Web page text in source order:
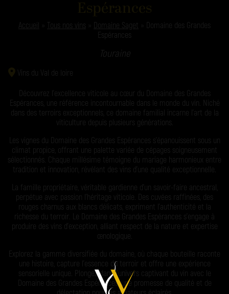
Accueil Tous nos vins Domaine Saget
Domaine des Grandes
Espérances
Touraine
Vins du Val de loire
Découvrez l’excellence viticole au cœur du Domaine des Grandes
Espérances, une référence incontournable dans le monde du vin. Niché
dans des terroirs exceptionnels, ce domaine familial incarne l’art de la
viticulture depuis plusieurs générations.
Les vignes du Domaine des Grandes Espérances s’épanouissent sous un
climat propice, offrant une palette variée de cépages soigneusement
sélectionnés. Chaque millésime témoigne du mariage harmonieux entre
tradition et innovation, révélant des vins d’une qualité exceptionnelle.
La famille propriétaire, véritable gardienne d’un savoir-faire ancestral,
perpétue avec passion l’héritage viticole. Des cuvées raffinées, des
rouges charnus aux blancs délicats, expriment l’authenticité et la
richesse du terroir. Le Domaine des Grandes Espérances s’engage à
produire des vins d’exception, alliant respect de la nature et expertise
œnologique.
Explorez la gamme diversifiée du domaine, où chaque bouteille raconte
une histoire, capture l’essence du terroir et offre une expérience
sensorielle unique. Plongez dans l’univers captivant du vin avec le
Domaine des Grandes Espérances, une promesse de qualité et de